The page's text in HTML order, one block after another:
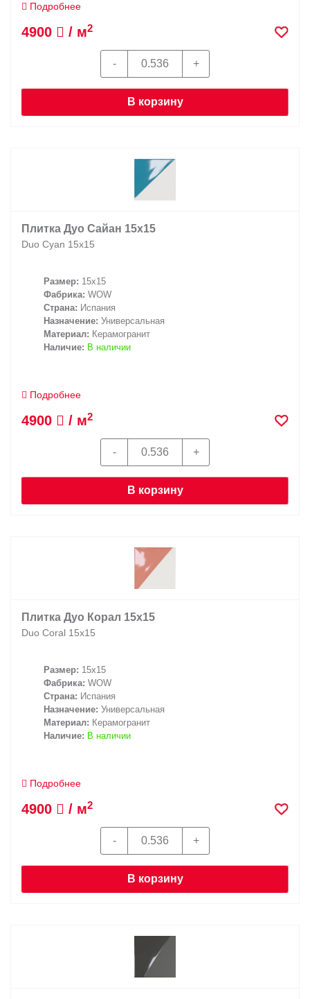
Подробнее
4900 / м2
В корзину
Плитка Дуо Сайан 15x15
Duo Cyan 15x15
Размер: 15x15
Фабрика: WOW
Страна: Испания
Назначение: Универсальная
Материал: Керамогранит
Наличие: В наличии
Подробнее
4900 / м2
В корзину
Плитка Дуо Корал 15x15
Duo Coral 15x15
Размер: 15x15
Фабрика: WOW
Страна: Испания
Назначение: Универсальная
Материал: Керамогранит
Наличие: В наличии
Подробнее
4900 / м2
В корзину